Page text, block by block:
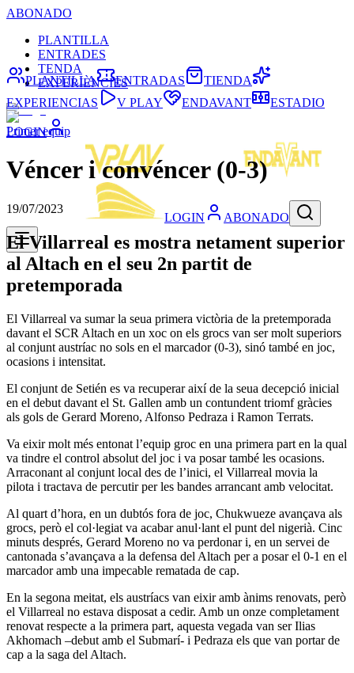
ABONADO
PLANTILLA
ENTRADES
TENDA
EXPERIÈNCIES
LOGIN
LOGIN ABONADO
PLANTILLA ENTRADAS
TIENDA
EXPERIENCIAS
V PLAY ENDAVANT ESTADIO
Primer equip
Véncer i convéncer (0-3)
19/07/2023
El Villarreal es mostra netament superior
al Altach en el seu 2n partit de
pretemporada
El Villarreal va sumar la seua primera victòria de la pretemporada
davant el SCR Altach en un xoc on els grocs van ser molt superiors
al conjunt austríac no sols en el marcador (0-3), sinó també en joc,
ocasions i intensitat.
El conjunt de Setién es va recuperar així de la seua decepció inicial
en el debut davant el St. Gallen amb un contundent triomf gràcies
als gols de Gerard Moreno, Alfonso Pedraza i Ramon Terrats.
Va eixir molt més entonat l’equip groc en una primera part en la qual
va tindre el control absolut del joc i va posar també les ocasions.
Arraconant al conjunt local des de l’inici, el Villarreal movia la
pilota i tractava de percutir per les bandes arrancant amb velocitat.
Al quart d’hora, en un dubtós fora de joc, Chukwueze avançava als
grocs, però el col·legiat va acabar anul·lant el punt del nigerià. Cinc
minuts després, Gerard Moreno no va perdonar i, en un servei de
cantonada s’avançava a la defensa del Altach per a posar el 0-1 en el
marcador amb una impecable rematada de cap.
En la segona meitat, els austríacs van eixir amb ànims renovats, però
el Villarreal no estava disposat a cedir. Amb un onze completament
renovat respecte a la primera part, aquesta vegada van ser Ilias
Akhomach –debut amb el Submarí- i Pedraza els que van portar de
cap a la saga del Altach.